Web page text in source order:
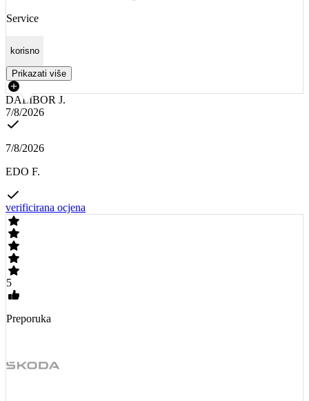
Service
korisno
Prikazati više
DALIBOR J.
7/8/2026
7/8/2026
EDO F.
verificirana ocjena
5
Preporuka